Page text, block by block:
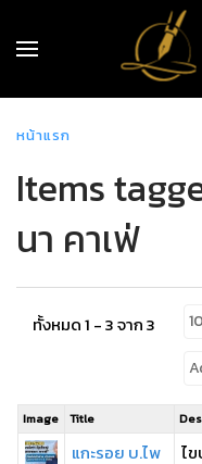
หน้าแรก
Items
นา คาเฟ่
ทั้งหมด 1 - 3 จาก 3
Image Title
แกะรอย บ.ไพ
ไ